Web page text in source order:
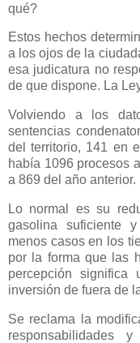
qué?
Estos hechos
a los ojos de la
esa judicatura no
de que dispone. La
Volviendo a los
sentencias
del territorio, 141 en
había 1096 procesos
a 869 del año anterior.
Lo normal es su
gasolina suficiente
menos casos en los
por la forma que las
percepción
inversión de fuera de
Se reclama la